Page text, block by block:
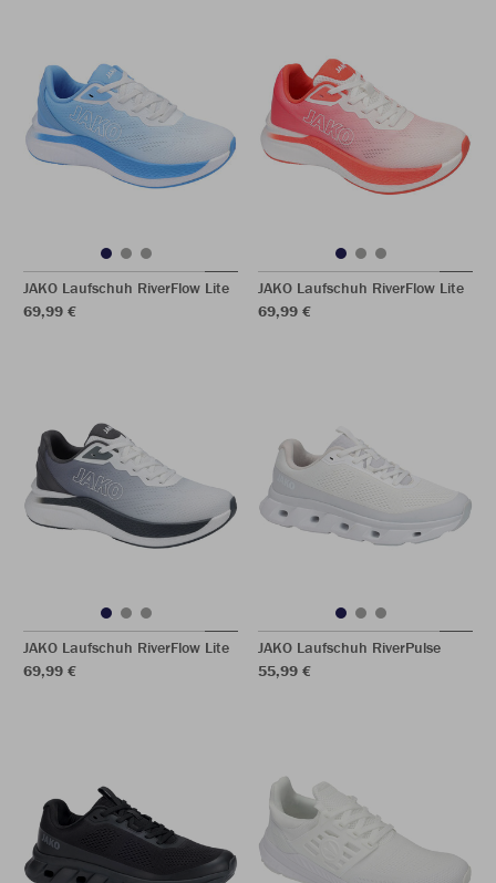
JAKO Laufschuh RiverFlow Lite
69,99 €
JAKO Laufschuh RiverFlow Lite
69,99 €
JAKO Laufschuh RiverFlow Lite
69,99 €
JAKO Laufschuh RiverPulse
55,99 €